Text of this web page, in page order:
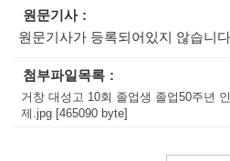
원문기사
원문기사가 등록되어있지 않습니
첨부파일목록
거창 대성고 10회 졸업생 졸업50주년
제.jpg [465090 byte]